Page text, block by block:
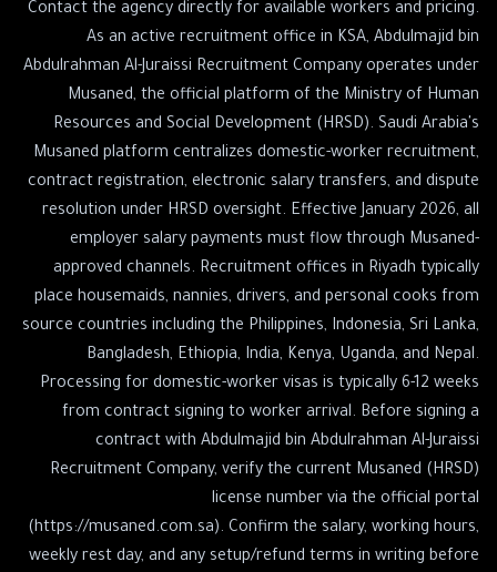
Contact the agency directly for available workers and pricing.
As an active recruitment office in KSA, Abdulmajid bin
Abdulrahman Al-Juraissi Recruitment Company operates under
Musaned, the official platform of the Ministry of Human
Resources and Social Development (HRSD). Saudi Arabia's
Musaned platform centralizes domestic-worker recruitment,
contract registration, electronic salary transfers, and dispute
resolution under HRSD oversight. Effective January 2026, all
employer salary payments must flow through Musaned-
approved channels. Recruitment offices in Riyadh typically
place housemaids, nannies, drivers, and personal cooks from
source countries including the Philippines, Indonesia, Sri Lanka,
Bangladesh, Ethiopia, India, Kenya, Uganda, and Nepal.
Processing for domestic-worker visas is typically 6-12 weeks
from contract signing to worker arrival. Before signing a
contract with Abdulmajid bin Abdulrahman Al-Juraissi
Recruitment Company, verify the current Musaned (HRSD)
license number via the official portal
(https://musaned.com.sa). Confirm the salary, working hours,
weekly rest day, and any setup/refund terms in writing before